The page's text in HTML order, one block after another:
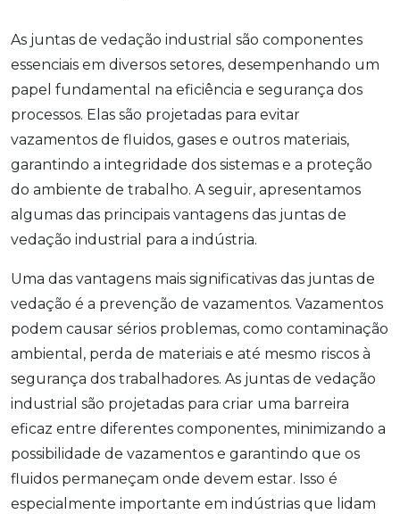
As juntas de vedação industrial são componentes
essenciais em diversos setores, desempenhando um
papel fundamental na eficiência e segurança dos
processos. Elas são projetadas para evitar
vazamentos de fluidos, gases e outros materiais,
garantindo a integridade dos sistemas e a proteção
do ambiente de trabalho. A seguir, apresentamos
algumas das principais vantagens das juntas de
vedação industrial para a indústria.
Uma das vantagens mais significativas das juntas de
vedação é a prevenção de vazamentos. Vazamentos
podem causar sérios problemas, como contaminação
ambiental, perda de materiais e até mesmo riscos à
segurança dos trabalhadores. As juntas de vedação
industrial são projetadas para criar uma barreira
eficaz entre diferentes componentes, minimizando a
possibilidade de vazamentos e garantindo que os
fluidos permaneçam onde devem estar. Isso é
especialmente importante em indústrias que lidam